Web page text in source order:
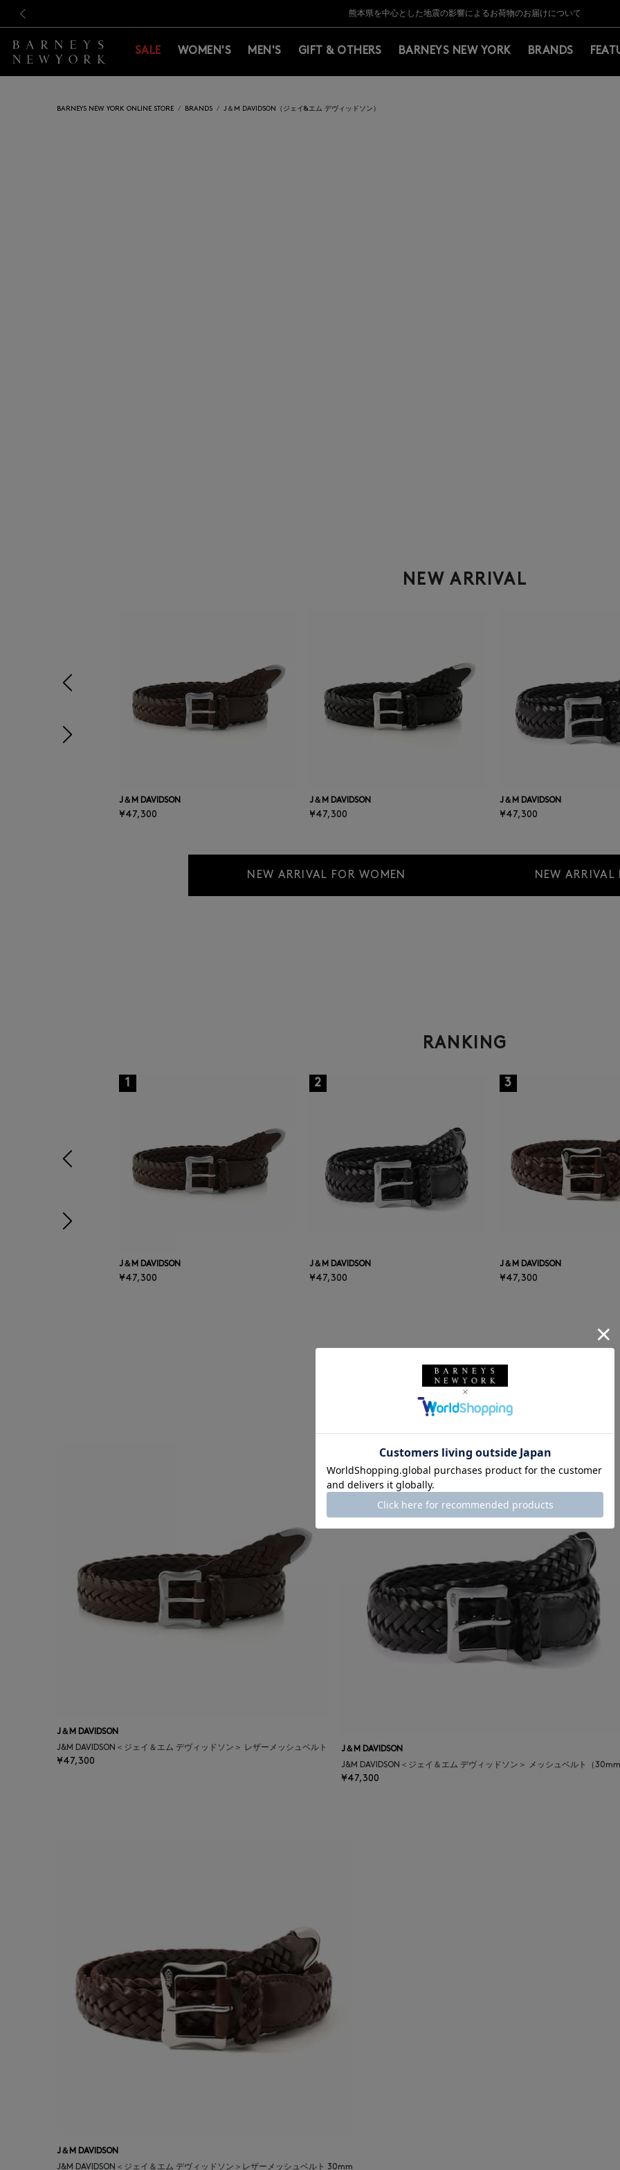
新規登録のお客様も対象！＜MY BARNEYS＞会員のお客様は11,000円（税込）以上のお買上げで常時送料無料
【夏季休業に伴う返品・交換承り一時停止のお知らせ】（2026.8.5）
熊本県を中心とした地震の影響によるお荷物のお届けについて
【開催中】SUMMER SALEのご案内・ご注意事項
新規登録のお客様も対象！＜MY BARNEYS＞会員のお客様は11,000円（税込）以上のお買上げで常時送料無料
【夏季休業に伴う返品・交換承り一時停止のお知らせ】（2026.8.5）
SALE WOMEN'S MEN'S GIFT & OTHERS BARNEYS NEW YORK BRANDS
BARNEYS NEW YORK ONLINE STORE BRANDS J＆M DAVIDSON（ジェイ&エム デヴィッドソン）
NEW ARRIVAL
J＆M DAVIDSON
¥47,300
J＆M DAVIDSON
¥47,300
J＆M DAVIDSON
¥47,300
NEW ARRIVAL FOR WOMEN NEW ARRIVAL
RANKING
1
J＆M DAVIDSON
¥47,300
2
J＆M DAVIDSON
¥47,300
3
J＆M DAVIDSON
¥47,300
VIEW MORE
RECOMMEND
J＆M DAVIDSON
J&M DAVIDSON＜ジェイ＆エム デヴィッドソン＞ レザーメッシュベルト
¥47,300
J＆M DAVIDSON
J&M DAVIDSON＜ジェイ＆エム デヴィッドソン＞ メッシュベルト（
¥47,300
J＆M DAVIDSON
J&M DAVIDSON＜ジェイ＆エム デヴィッドソン＞レザーメッシュベルト 30mm